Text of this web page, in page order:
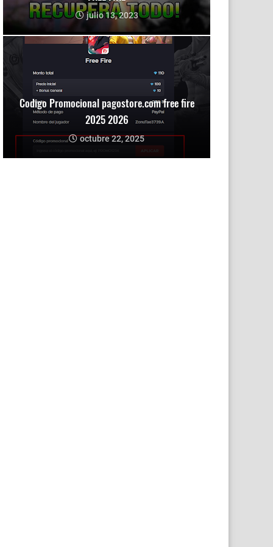
julio 13, 2023
Codigo Promocional pagostore.com free fire
2025 2026
octubre 22, 2025